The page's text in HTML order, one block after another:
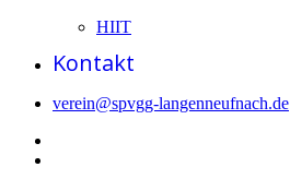
HIIT
Kontakt
verein@spvgg-langenneufnach.de